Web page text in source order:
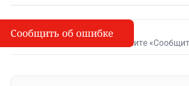
I
Сообщить об опечатке
Выделите фрагмент и нажмите
Сообщить об ошибке